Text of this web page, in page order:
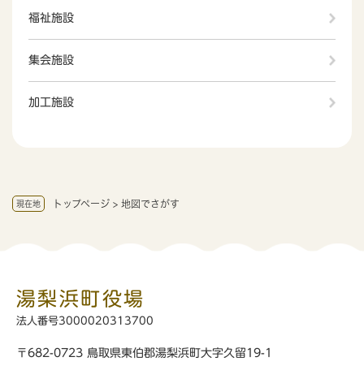
現在地 トップページ > 地図でさがす
福祉施設
集会施設
加工施設
湯梨浜町役場
法人番号3000020313700
〒682-0723 鳥取県東伯郡湯梨浜町大字久留19-1